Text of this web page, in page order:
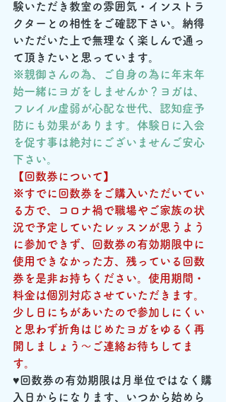
験いただき教室の雰囲気・インストラ
クターとの相性をご確認下さい。納得
いただいた上で無理なく楽しんで通っ
て頂きたいと思っています。
※親御さんの為、ご自身の為に年末年
始一緒にヨガをしませんか？ヨガは、
フレイル虚弱が心配な世代、認知症予
防にも効果があります。体験日に入会
を促す事は絶対にございませんご安心
下さい。
【回数券について】
※すでに回数券をご購入いただいてい
る方で、コロナ禍で職場やご家族の状
況で予定していたレッスンが思うよう
に参加できず、回数券の有効期限中に
使用できなかった方、残っている回数
券を是非お持ちください。使用期間・
料金は個別対応させていただきます。
少し日にちがあいたので参加しにくい
と思わず折角はじめたヨガをゆるく再
開しましょう～ご連絡お待ちしてま
す。
♥回数券の有効期限は月単位ではなく購
入日からになります、いつから始めら